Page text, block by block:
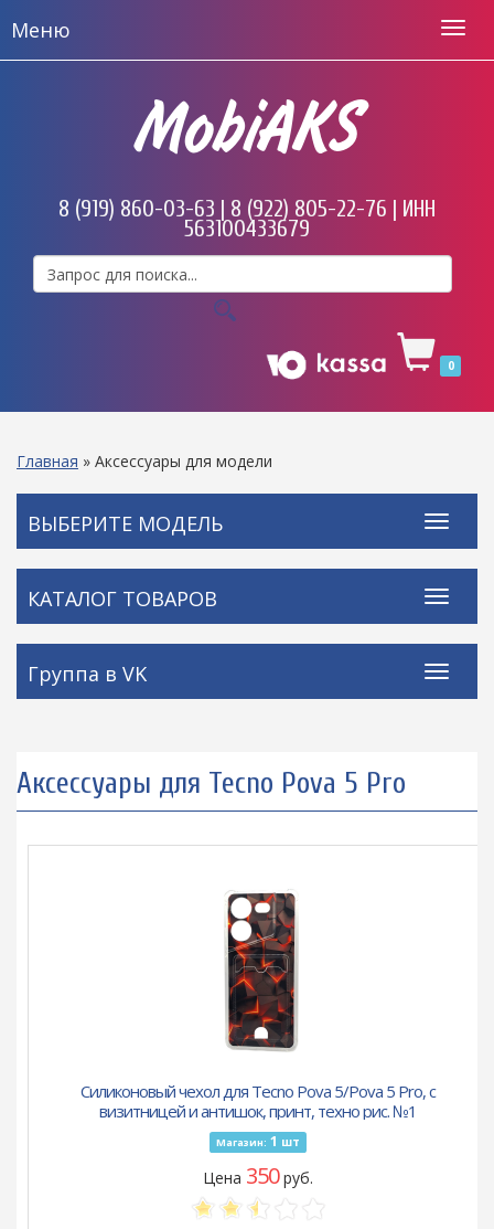
Меню
MobiAKS
8 (919) 860-03-63 | 8 (922) 805-22-76 | ИНН
563100433679
0
Главная » Аксессуары для модели
ВЫБЕРИТЕ МОДЕЛЬ
КАТАЛОГ ТОВАРОВ
Группа в VK
Аксессуары для Tecno Pova 5 Pro
Силиконовый чехол для Tecno Pova 5/Pova 5 Pro, с
визитницей и антишок, принт, техно рис. №1
Магазин: 1 шт
Цена 350руб.